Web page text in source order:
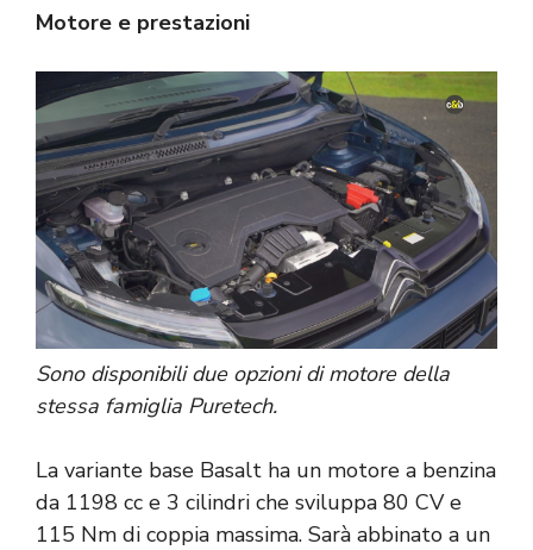
Motore e prestazioni
Sono disponibili due opzioni di motore della
stessa famiglia Puretech.
La variante base Basalt ha un motore a benzina
da 1198 cc e 3 cilindri che sviluppa 80 CV e
115 Nm di coppia massima. Sarà abbinato a un